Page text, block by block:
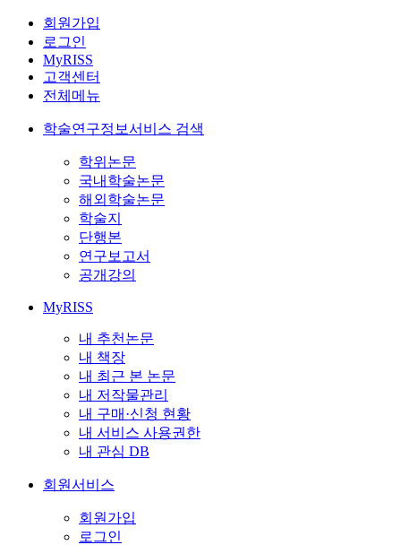
회원가입
로그인
MyRISS
고객센터
전체메뉴
학술연구정보서비스 검색
학위논문
국내학술논문
해외학술논문
학술지
단행본
연구보고서
공개강의
MyRISS
내 추천논문
내 책장
내 최근 본 논문
내 저작물관리
내 구매·신청 현황
내 서비스 사용권한
내 관심 DB
회원서비스
회원가입
로그인